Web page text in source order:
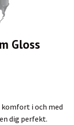
Gloss
i och med
dig perfekt.